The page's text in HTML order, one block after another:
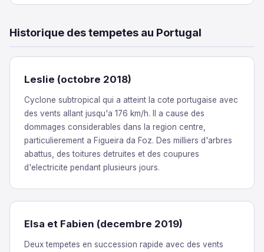
Historique des tempetes au Portugal
Leslie (octobre 2018)
Cyclone subtropical qui a atteint la cote portugaise avec
des vents allant jusqu'a 176 km/h. Il a cause des
dommages considerables dans la region centre,
particulierement a Figueira da Foz. Des milliers d'arbres
abattus, des toitures detruites et des coupures
d'electricite pendant plusieurs jours.
Elsa et Fabien (decembre 2019)
Deux tempetes en succession rapide avec des vents